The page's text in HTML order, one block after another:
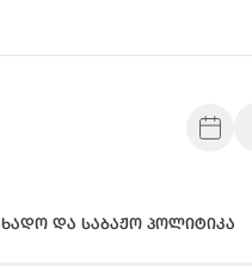
და საბაჟო პოლიტიკა